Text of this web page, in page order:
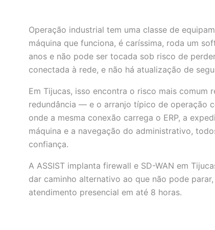
Operação industrial tem uma classe de
máquina que funciona, é caríssima, roda um
anos e não pode ser tocada sob risco de
conectada à rede, e não há atualização de
Em Tijucas, isso encontra o risco mais
redundância — e o arranjo típico de operação
onde a mesma conexão carrega o ERP, a
máquina e a navegação do administrativo,
confiança.
A ASSIST implanta firewall e SD-WAN em
dar caminho alternativo ao que não pode
atendimento presencial em até 8 horas.